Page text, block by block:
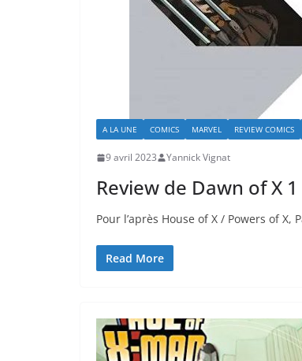
A LA UNE COMICS MARVEL REVIEW COMICS
9 avril 2023 Yannick Vignat
Review de Dawn of X
Pour l’après House of X / Powers of
Read More